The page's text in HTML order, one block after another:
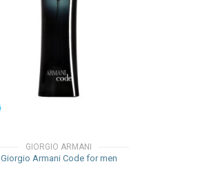
GIORGIO ARMANI
Giorgio Armani Code for men